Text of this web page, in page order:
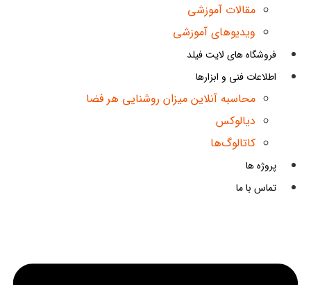
مقالات آموزشی
ویدیوهای آموزشی
فروشگاه های لایت فیلد
اطلاعات فنی و ابزارها
محاسبه آنلاین میزان روشنایی هر فضا
دیالوکس
کاتالوگ‌ها
پروژه ها
تماس با ما